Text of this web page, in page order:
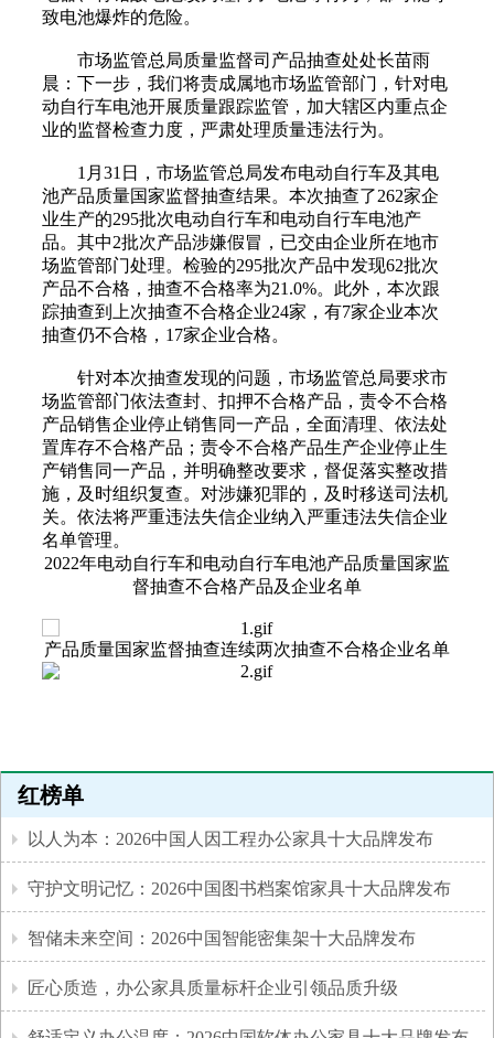
致电池爆炸的危险。
市场监管总局质量监督司产品抽查处处长苗雨
晨：下一步，我们将责成属地市场监管部门，针对电
动自行车电池开展质量跟踪监管，加大辖区内重点企
业的监督检查力度，严肃处理质量违法行为。
1月31日，市场监管总局发布电动自行车及其电
池产品质量国家监督抽查结果。本次抽查了262家企
业生产的295批次电动自行车和电动自行车电池产
品。其中2批次产品涉嫌假冒，已交由企业所在地市
场监管部门处理。检验的295批次产品中发现62批次
产品不合格，抽查不合格率为21.0%。此外，本次跟
踪抽查到上次抽查不合格企业24家，有7家企业本次
抽查仍不合格，17家企业合格。
针对本次抽查发现的问题，市场监管总局要求市
场监管部门依法查封、扣押不合格产品，责令不合格
产品销售企业停止销售同一产品，全面清理、依法处
置库存不合格产品；责令不合格产品生产企业停止生
产销售同一产品，并明确整改要求，督促落实整改措
施，及时组织复查。对涉嫌犯罪的，及时移送司法机
关。依法将严重违法失信企业纳入严重违法失信企业
名单管理。
2022年电动自行车和电动自行车电池产品质量国家监
督抽查不合格产品及企业名单
产品质量国家监督抽查连续两次抽查不合格企业名单
红榜单
以人为本：2026中国人因工程办公家具十大品牌发布
守护文明记忆：2026中国图书档案馆家具十大品牌发布
智储未来空间：2026中国智能密集架十大品牌发布
匠心质造，办公家具质量标杆企业引领品质升级